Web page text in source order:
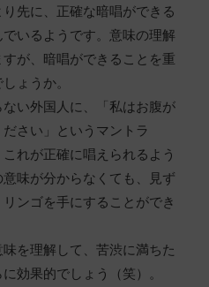
先に、正確な暗唱ができる
いるようです。意味の理解
が、暗唱ができることを重
ょうか。
い外国人に、「私はお腹が
さい」というマントラ
れが正確に唱えられるよう
味が分からなくても、見ず
ンゴを手にすることができ
を理解して、苦渋に満ちた
効果的でしょう（笑）。